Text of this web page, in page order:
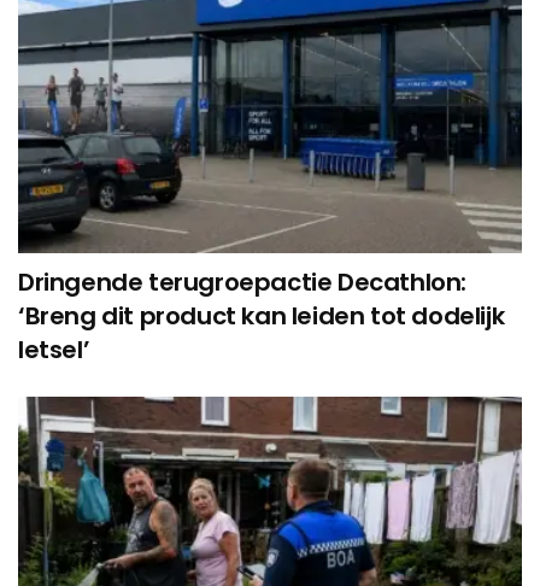
Dringende terugroepactie Decathlon:
‘Breng dit product kan leiden tot dodelijk
letsel’